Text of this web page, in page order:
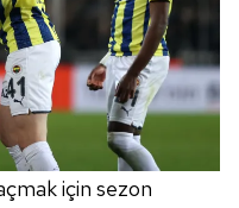
için sezon